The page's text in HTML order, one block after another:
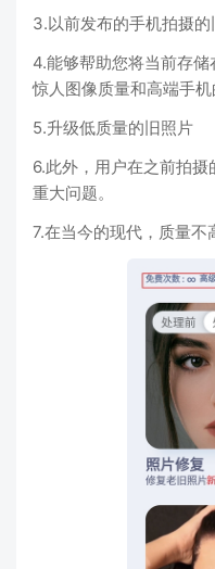
3.以前发布的手机拍摄的
4.能够帮助您将当前存
惊人图像质量和高端手机
5.升级低质量的旧照片
6.此外，用户在之前拍
重大问题。
7.在当今的现代，质量不